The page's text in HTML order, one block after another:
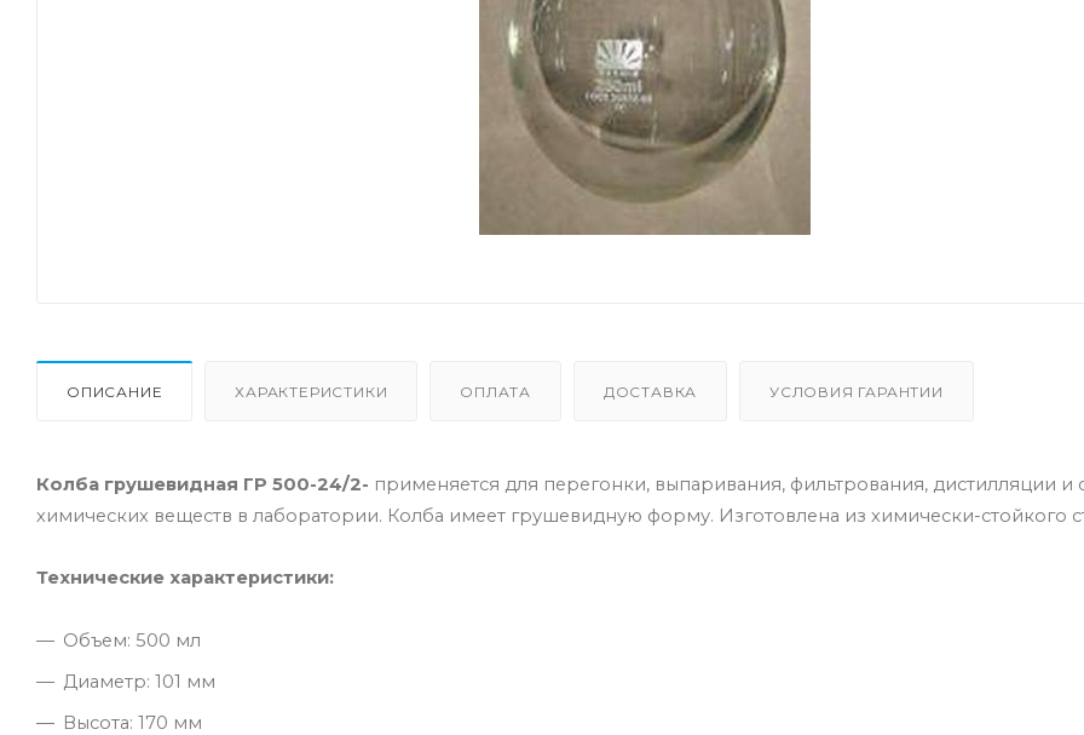
ОПИСАНИЕ ХАРАКТЕРИСТИКИ ОПЛАТА ДОСТАВКА УСЛОВИЯ ГАРАНТИИ
Колба грушевидная ГР 500-24/2- применяется для перегонки, выпаривания, фильтрования, дистилляции и
химических веществ в лаборатории. Колба имеет грушевидную форму. Изготовлена из химически-стойкого
Технические характеристики:
Объем: 500 мл
Диаметр: 101 мм
Высота: 170 мм